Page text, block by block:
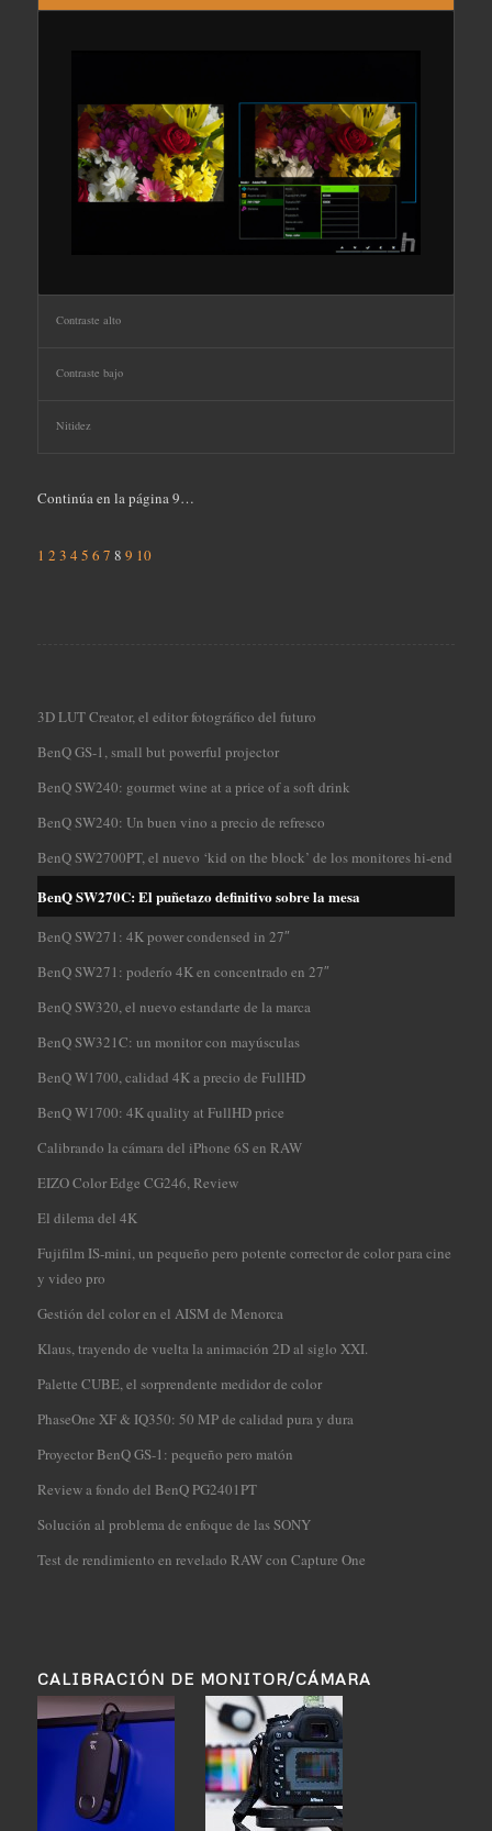
Contraste alto
Contraste bajo
Nitidez
Continúa en la página 9…
1 2 3 4 5 6 7 8 9 10
3D LUT Creator, el editor fotográfico del futuro
BenQ GS-1, small but powerful projector
BenQ SW240: gourmet wine at a price of a soft drink
BenQ SW240: Un buen vino a precio de refresco
BenQ SW2700PT, el nuevo ‘kid on the block’ de los monitores hi-end
BenQ SW270C: El puñetazo definitivo sobre la mesa
BenQ SW271: 4K power condensed in 27″
BenQ SW271: poderío 4K en concentrado en 27″
BenQ SW320, el nuevo estandarte de la marca
BenQ SW321C: un monitor con mayúsculas
BenQ W1700, calidad 4K a precio de FullHD
BenQ W1700: 4K quality at FullHD price
Calibrando la cámara del iPhone 6S en RAW
EIZO Color Edge CG246, Review
El dilema del 4K
Fujifilm IS-mini, un pequeño pero potente corrector de color para cine
y video pro
Gestión del color en el AISM de Menorca
Klaus, trayendo de vuelta la animación 2D al siglo XXI.
Palette CUBE, el sorprendente medidor de color
PhaseOne XF & IQ350: 50 MP de calidad pura y dura
Proyector BenQ GS-1: pequeño pero matón
Review a fondo del BenQ PG2401PT
Solución al problema de enfoque de las SONY
Test de rendimiento en revelado RAW con Capture One
CALIBRACIÓN DE MONITOR/CÁMARA